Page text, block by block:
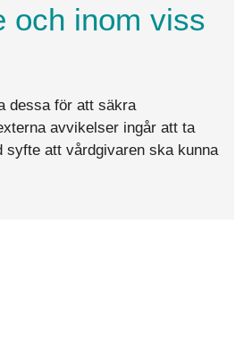
och inom viss
dessa för att säkra
avvikelser ingår att ta
syfte att vårdgivaren ska kunna